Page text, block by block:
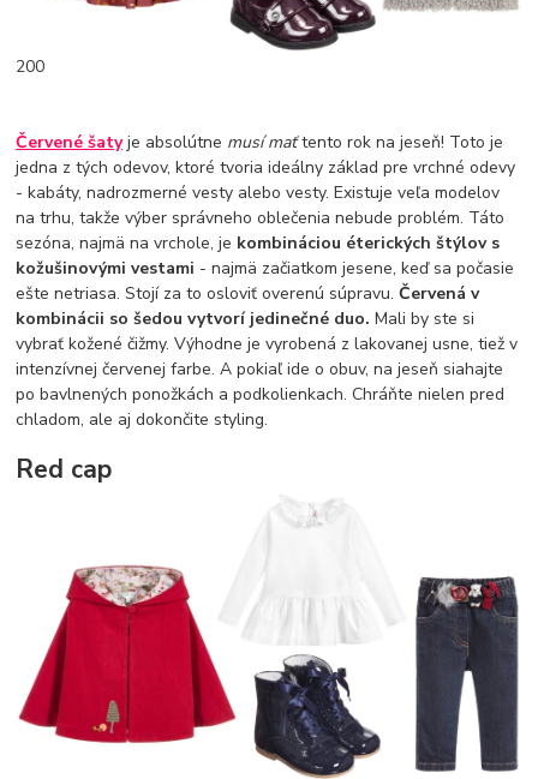
200
Červené šatyje absolútne musí maťtento rok na jeseň! Toto je
jedna z tých odevov, ktoré tvoria ideálny základ pre vrchné odevy
- kabáty, nadrozmerné vesty alebo vesty. Existuje veľa modelov
na trhu, takže výber správneho oblečenia nebude problém. Táto
sezóna, najmä na vrchole, je kombináciou éterických štýlov s
kožušinovými vestami - najmä začiatkom jesene, keď sa počasie
ešte netriasa. Stojí za to osloviť overenú súpravu.Červená v
kombinácii so šedou vytvorí jedinečné duo.Mali by ste si
vybrať kožené čižmy. Výhodne je vyrobená z lakovanej usne, tiež v
intenzívnej červenej farbe. A pokiaľ ide o obuv, na jeseň siahajte
po bavlnených ponožkách a podkolienkach. Chráňte nielen pred
chladom, ale aj dokončite styling.
Red cap